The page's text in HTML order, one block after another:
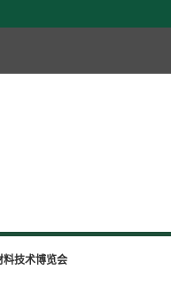
技术博览会